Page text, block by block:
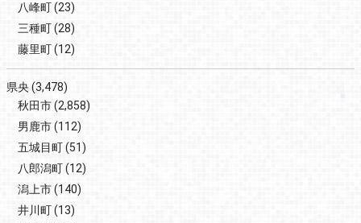
八峰町(23)
三種町(28)
藤里町(12)
県央 (3,478)
秋田市(2,858)
男鹿市(112)
五城目町(51)
八郎潟町(12)
潟上市(140)
井川町(13)